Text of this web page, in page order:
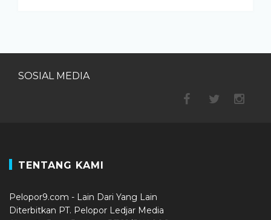
SOSIAL MEDIA
TENTANG KAMI
Pelopor9.com - Lain Dari Yang Lain
Diterbitkan PT. Pelopor Ledjar Media